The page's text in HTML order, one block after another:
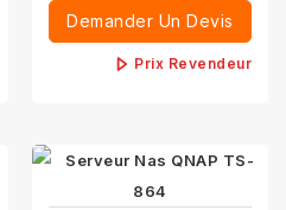
Demander Un Devis
Prix Revendeur